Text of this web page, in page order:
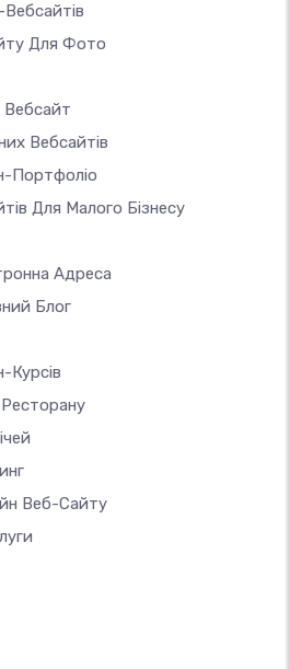
Для Фото
Вебсайтів
Портфоліо
Для Малого Бізнесу
Адреса
Блог
Курсів
Веб-Сайту